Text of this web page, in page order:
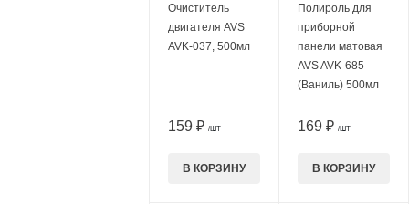
Очиститель
двигателя AVS
AVK-037, 500мл
159 ₽ /ШТ
В КОРЗИНУ
Полироль для
приборной
панели матовая
AVS AVK-685
(Ваниль) 500мл
169 ₽ /ШТ
В КОРЗИНУ